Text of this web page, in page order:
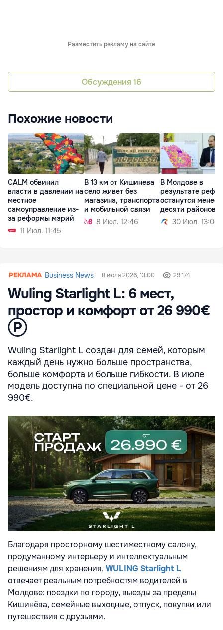
Разместить рекламу на сайте
Обсуждения 16
Похожие новости
CALM обвинил
власти в давлении на
местное
самоуправление из-
за реформы мэрий
11 Июл. 11:45
В 13 км от Кишинева
село живет без
магазина, транспорта
и мобильной связи
8 Июл. 12:46
В Молдове в
результате
останутся менее
десяти районов
30 Июл. 13:00
Business News 8 июля 2026, 13:00 29 174
Wuling Starlight L: 6 мест,
простор и комфорт от 26 990€
Ⓟ
Wuling Starlight L создан для семей, которым
каждый день нужно больше пространства,
больше комфорта и больше гибкости. В июле
модель доступна по специальной цене - от 26
990€.
Благодаря просторному шестиместному салону,
продуманному интерьеру и интеллектуальным
решениям для хранения, WULING Starlight L
отвечает реальным потребностям водителей в
Молдове: поездки по городу, выезды за пределы
Кишинёва, семейные выходные, отпуск, покупки или
путешествия с друзьями.